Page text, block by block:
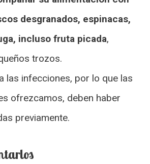
desgranados, espinacas,
incluso fruta picada,
trozos.
las infecciones, por lo que las
ofrezcamos, deben haber
previamente.